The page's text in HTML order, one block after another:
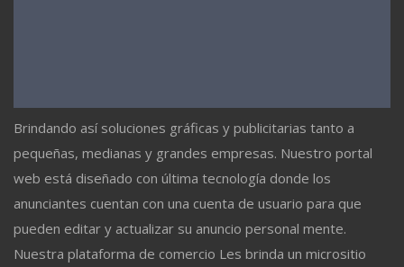
Brindando así soluciones gráficas y publicitarias tanto a
pequeñas, medianas y grandes empresas. Nuestro portal
web está diseñado con última tecnología donde los
anunciantes cuentan con una cuenta de usuario para que
pueden editar y actualizar su anuncio personal mente.
Nuestra plataforma de comercio Les brinda un micrositio